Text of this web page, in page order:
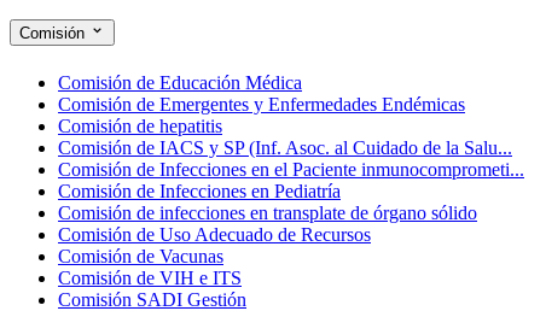
Comisión
Comisión de Educación Médica
Comisión de Emergentes y Enfermedades Endémicas
Comisión de hepatitis
Comisión de IACS y SP (Inf. Asoc. al Cuidado de la Salu...
Comisión de Infecciones en el Paciente inmunocomprometi...
Comisión de Infecciones en Pediatría
Comisión de infecciones en transplate de órgano sólido
Comisión de Uso Adecuado de Recursos
Comisión de Vacunas
Comisión de VIH e ITS
Comisión SADI Gestión